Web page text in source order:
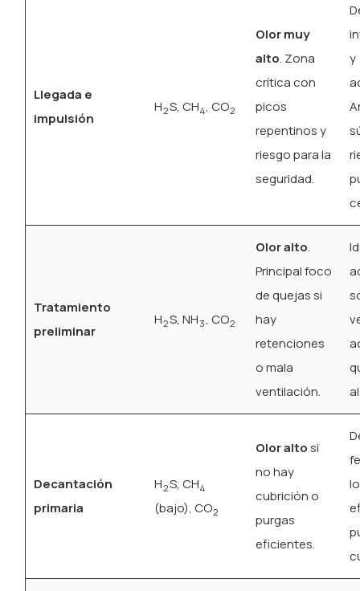
Llegada e
impulsión
H2S, CH4, CO2
Olor muy
alto. Zona
crítica con
picos
repentinos y
riesgo para la
seguridad.
y
Tratamiento
preliminar
H2S, NH 3, CO2
Olor alto.
Principal foco
de quejas si
hay
retenciones
o mala
ventilación.
Decantación
primaria
H2S, CH4
(bajo), CO2
Olor altosi
no hay
cubrición o
purgas
eficientes.